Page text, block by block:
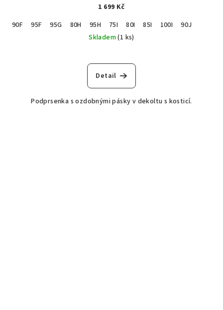
1 699 Kč
90F
95F 95G 80H 95H 75I 80I 85I 100I
90J
Skladem(1 ks)
Detail
Podprsenka s ozdobnými pásky v dekoltu s kosticí.